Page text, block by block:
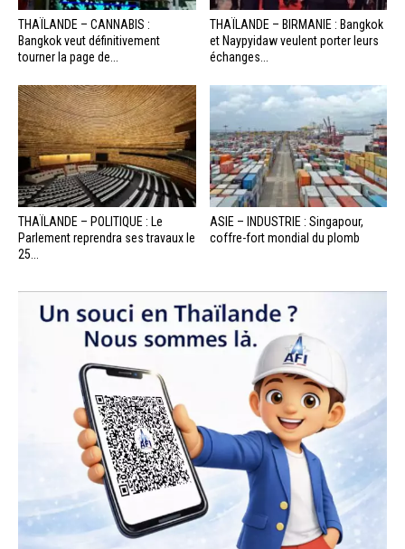
THAÏLANDE – CANNABIS :
Bangkok veut définitivement
tourner la page de...
THAÏLANDE – BIRMANIE : Bangkok
et Naypyidaw veulent porter leurs
échanges...
THAÏLANDE – POLITIQUE : Le
Parlement reprendra ses travaux le
25...
ASIE – INDUSTRIE : Singapour,
coffre-fort mondial du plomb